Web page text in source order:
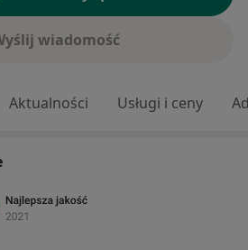
wiadomość
Aktualności Usługi i ceny